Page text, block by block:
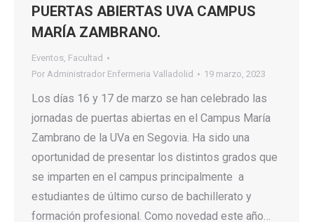
PUERTAS ABIERTAS UVA CAMPUS
MARÍA ZAMBRANO.
Eventos, Facultad
Por Administrador Enfermeria Valladolid 19 marzo, 2023
Los días 16 y 17 de marzo se han celebrado las
jornadas de puertas abiertas en el Campus María
Zambrano de la UVa en Segovia. Ha sido una
oportunidad de presentar los distintos grados que
se imparten en el campus principalmente a
estudiantes de último curso de bachillerato y
formación profesional. Como novedad este año…